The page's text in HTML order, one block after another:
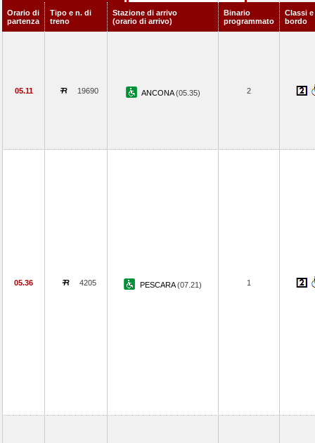
Orario di
partenza
Tipo e n. di
treno
Stazione di arrivo
(orario di arrivo)
Binario
programmato
Classi
bordo
05.11 19690 ANCONA(05.35) 2
05.36 4205 PESCARA(07.21) 1